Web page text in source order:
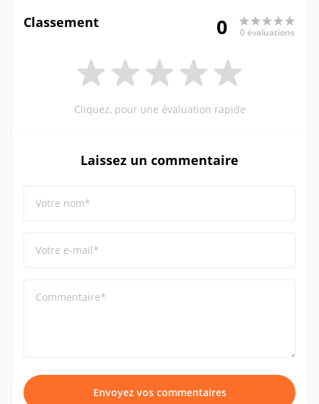
Classement 0 0 évaluations
Cliquez, pour une évaluation rapide
Laissez un commentaire
Votre nom*
Votre e-mail*
Commentaire*
Envoyez vos commentaires